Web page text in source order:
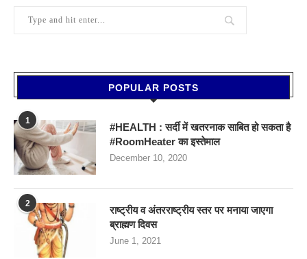
POPULAR POSTS
1
#HEALTH : सर्दी में खतरनाक साबित हो सकता है
#RoomHeater का इस्तेमाल
December 10, 2020
2
राष्ट्रीय व अंतरराष्ट्रीय स्तर पर मनाया जाएगा
ब्राह्मण दिवस
June 1, 2021